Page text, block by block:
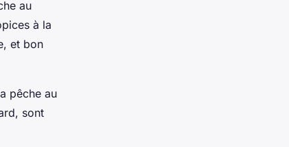
au
à la
et bon
pêche au
sont